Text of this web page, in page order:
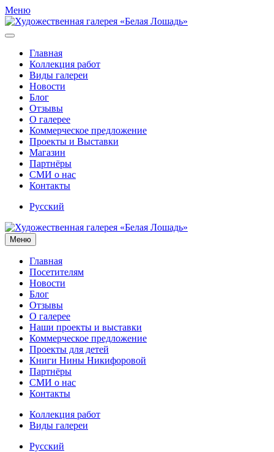
Меню
Главная
Коллекция работ
Виды галереи
Новости
Блог
Отзывы
О галерее
Коммерческое предложение
Проекты и Выставки
Магазин
Партнёры
СМИ о нас
Контакты
Русский
Меню
Главная
Посетителям
Новости
Блог
Отзывы
О галерее
Наши проекты и выставки
Коммерческое предложение
Проекты для детей
Книги Нины Никифоровой
Партнёры
СМИ о нас
Контакты
Коллекция работ
Виды галереи
Русский